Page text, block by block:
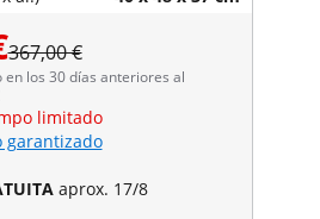
367,00 €
en los 30 días anteriores al
limitado
garantizado
aprox. 17/8